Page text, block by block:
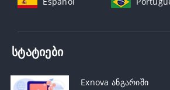
ᲡᲢᲐᲢᲘᲔᲑᲘ
Exnova ანგარიში